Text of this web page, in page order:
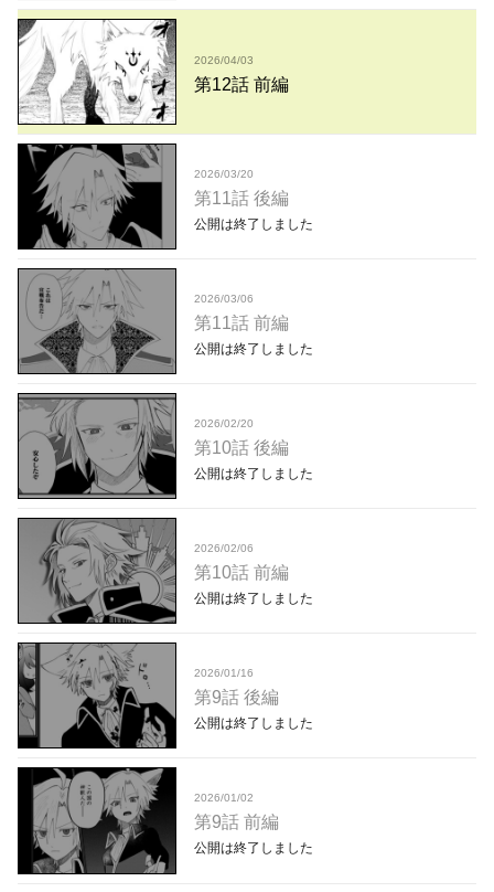
2026/04/03
第12話 前編
2026/03/20
第11話 後編
公開は終了しました
2026/03/06
第11話 前編
公開は終了しました
2026/02/20
第10話 後編
公開は終了しました
2026/02/06
第10話 前編
公開は終了しました
2026/01/16
第9話 後編
公開は終了しました
2026/01/02
第9話 前編
公開は終了しました